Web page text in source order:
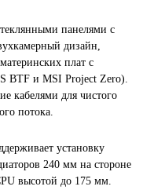
панелями с
дизайн,
плат с
BTF и MSI Project Zero).
кабелями для чистого
потока.
установку
240 мм на стороне
высотой до 175 мм.